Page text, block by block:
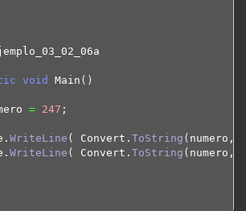
void Main ( )
= 247 ;
WriteLine ( Convert. ToString ( numero,
WriteLine ( Convert. ToString ( numero,